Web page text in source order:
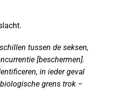
tussen de seksen,
[beschermen].
in ieder geval
grens trok –